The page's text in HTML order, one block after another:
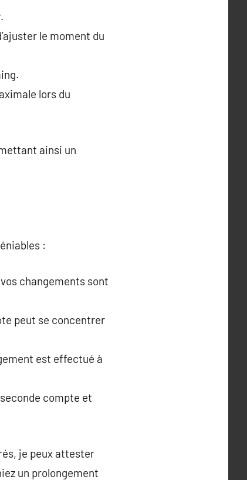
le moment du
lors du
ainsi un
:
changements sont
peut se concentrer
est effectué à
compte et
je peux attester
un prolongement